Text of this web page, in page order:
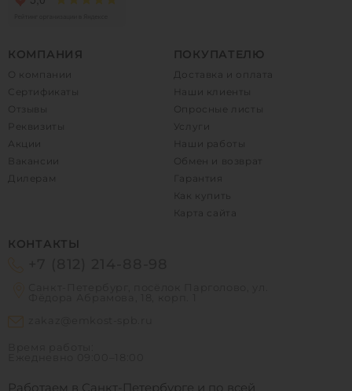
КОМПАНИЯ
О компании
Сертификаты
Реквизиты
Акции
Вакансии
Дилерам
ПОКУПАТЕЛЮ
Доставка и оплата
Наши клиенты
Опросные листы
Услуги
Наши работы
Обмен и возврат
Гарантия
Как купить
Карта сайта
КОНТАКТЫ
Работаем в Санкт-Петербурге и по всей